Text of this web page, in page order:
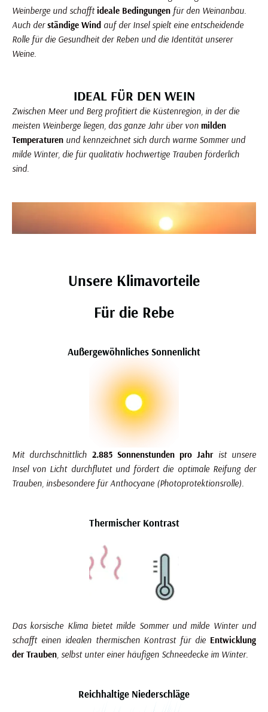
Weinberge und schafftideale Bedingungen für den Weinanbau.
Auch derständige Wind auf der Insel spielt eine entscheidende
Rolle für die Gesundheit der Reben und die Identität unserer
Weine.
IDEAL FÜR DEN WEIN
Zwischen Meer und Berg profitiert die Küstenregion, in der die
meisten Weinberge liegen, das ganze Jahr über von milden
Temperaturen und kennzeichnet sich durch warme Sommer und
milde Winter, die für qualitativ hochwertige Trauben förderlich
sind.
Unsere Klimavorteile
Für die Rebe
Außergewöhnliches Sonnenlicht
Mit durchschnittlich 2.885 Sonnenstunden pro Jahrist unsere
Insel von Licht durchflutet und fördert die optimale Reifung der
Trauben, insbesondere für Anthocyane (Photoprotektionsrolle).
Thermischer Kontrast
Das korsische Klima bietet milde Sommer und milde Winter und
schafft einen idealen thermischen Kontrast für die Entwicklung
der Trauben, selbst unter einer häufigen Schneedecke im Winter.
Reichhaltige Niederschläge